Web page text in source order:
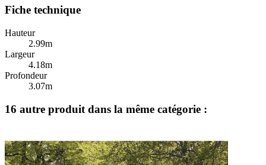
Fiche technique
Hauteur
2.99m
Largeur
4.18m
Profondeur
3.07m
16 autre produit dans la même catégorie :